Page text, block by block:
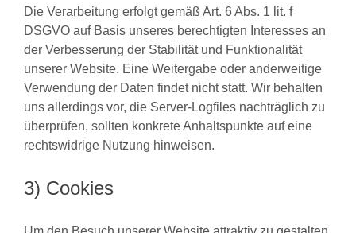
Die Verarbeitung erfolgt gemäß Art. 6 Abs. 1 lit. f
DSGVO auf Basis unseres berechtigten Interesses an
der Verbesserung der Stabilität und Funktionalität
unserer Website. Eine Weitergabe oder anderweitige
Verwendung der Daten findet nicht statt. Wir behalten
uns allerdings vor, die Server-Logfiles nachträglich zu
überprüfen, sollten konkrete Anhaltspunkte auf eine
rechtswidrige Nutzung hinweisen.
3) Cookies